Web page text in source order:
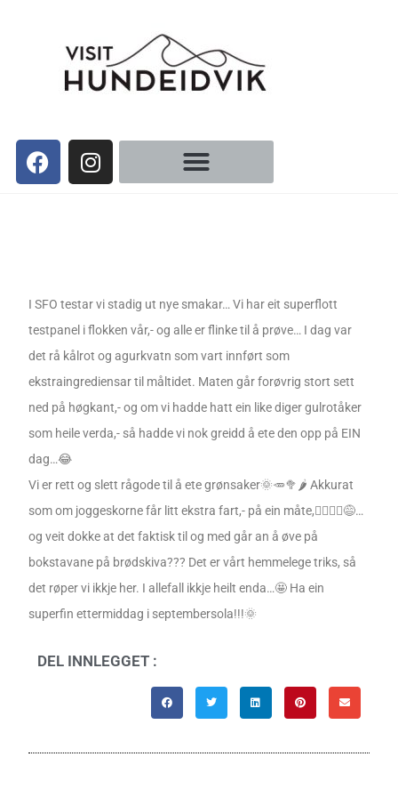
I SFO testar vi stadig ut nye smakar… Vi har eit superflott
testpanel i flokken vår,- og alle er flinke til å prøve… I dag var
det rå kålrot og agurkvatn som vart innført som
ekstraingrediensar til måltidet. Maten går forøvrig stort sett
ned på høgkant,- og om vi hadde hatt ein like diger gulrotåker
som heile verda,- så hadde vi nok greidd å ete den opp på EIN
dag…😂
Vi er rett og slett rågode til å ete grønsaker🌞🥕🥦🌶 Akkurat
som om joggeskorne får litt ekstra fart,- på ein måte,🏃‍♀️🏃‍♂️😅…
og veit dokke at det faktisk til og med går an å øve på
bokstavane på brødskiva??? Det er vårt hemmelege triks, så
det røper vi ikkje her. I allefall ikkje heilt enda…🤩 Ha ein
superfin ettermiddag i septembersola!!!🌞
DEL INNLEGGET :